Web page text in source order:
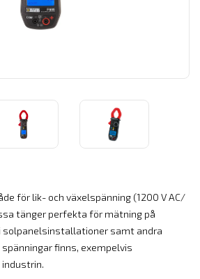
för lik- och växelspänning (1200 V AC/
tänger perfekta för mätning på
samt andra
finns, exempelvis